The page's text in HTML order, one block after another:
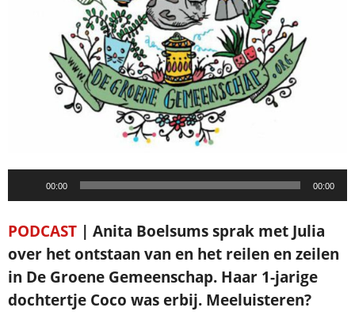
00:00 00:00
PODCAST | Anita Boelsums sprak met Julia
over het ontstaan van en het reilen en zeilen
in De Groene Gemeenschap. Haar 1-jarige
dochtertje Coco was erbij. Meeluisteren?